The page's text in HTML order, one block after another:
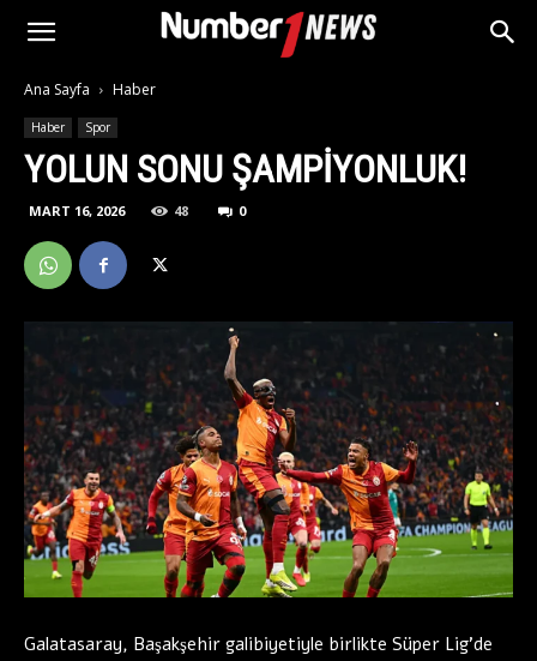
Ana Sayfa Haber
Haber Spor
YOLUN SONU ŞAMPIYONLUK!
MART 16, 2026 48 0
Galatasaray, Başakşehir galibiyetiyle birlikte Süper Lig’de